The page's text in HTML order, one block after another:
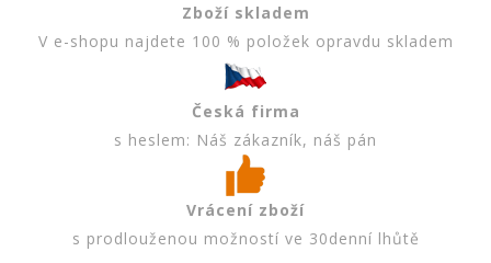
Zboží skladem
V e-shopu najdete 100 % položek opravdu skladem
Česká firma
s heslem: Náš zákazník, náš pán
Vrácení zboží
s prodlouženou možností ve 30denní lhůtě